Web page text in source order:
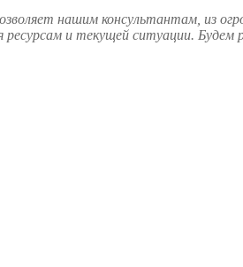
нашим консультантам, из
и текущей ситуации. Будем